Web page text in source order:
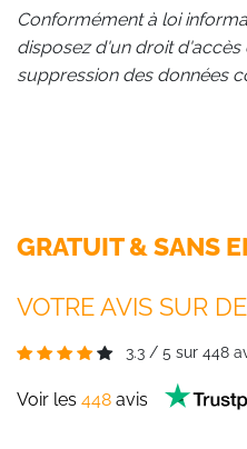
Conformément à loi
disposez d'un droit d'accès
suppression des données
GRATUIT & SANS
VOTRE AVIS SUR
3.3 / 5 sur 448
Voir les 448 avis